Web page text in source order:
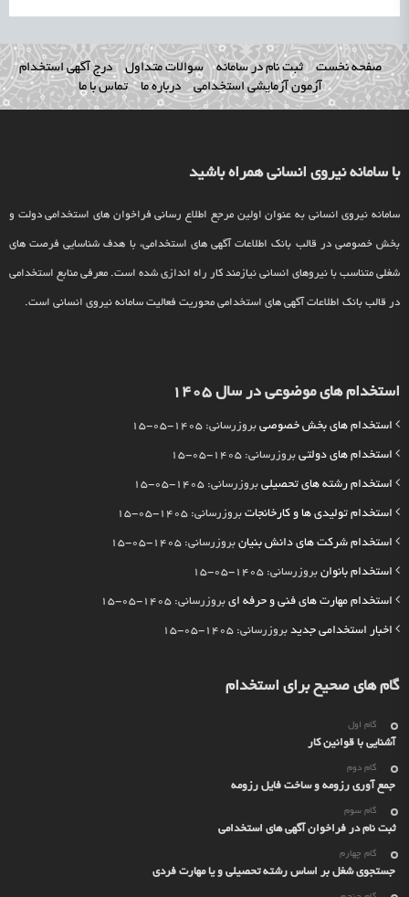
صفحه نخست ثبت نام در سامانه سوالات متداول
درج آگهی استخدام
آزمون آزمایشی استخدامی
درباره ما تماس با ما
با سامانه نیروی انسانی همراه باشید
سامانه نیروی انسانی به عنوان اولین مرجع اطلاع رسانی فراخوان های استخدامی دولت و
بخش خصوصی در قالب بانک اطلاعات آگهی های استخدامی، با هدف شناسایی فرصت های
شغلی متناسب با نیروهای انسانی نیازمند کار راه اندازی شده است. معرفی منابع استخدامی
در قالب بانک اطلاعات آگهی های استخدامی محوریت فعالیت سامانه نیروی انسانی است.
استخدام های موضوعی در سال 1405
استخدام های بخش خصوصی بروزرسانی: 1405-05-15
استخدام های دولتی بروزرسانی: 1405-05-15
استخدام رشته های تحصیلی بروزرسانی: 1405-05-15
استخدام تولیدی ها و کارخانجات بروزرسانی: 1405-05-15
استخدام شرکت های دانش بنیان بروزرسانی: 1405-05-15
استخدام بانوان بروزرسانی: 1405-05-15
استخدام مهارت های فنی و حرفه ای بروزرسانی: 1405-05-15
اخبار استخدامی جدید بروزرسانی: 1405-05-15
گام های صحیح برای استخدام
گام اول
آشنایی با قوانین کار
گام دوم
جمع آوری رزومه و ساخت فایل رزومه
گام سوم
ثبت نام در فراخوان آگهی های استخدامی
گام چهارم
جستجوی شغل بر اساس رشته تحصیلی و یا مهارت فردی